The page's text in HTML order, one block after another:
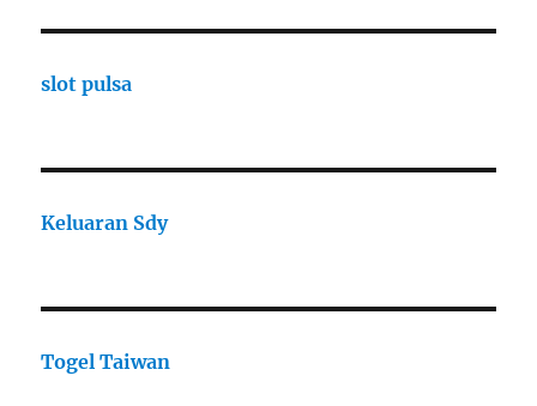
slot pulsa
Keluaran Sdy
Togel Taiwan